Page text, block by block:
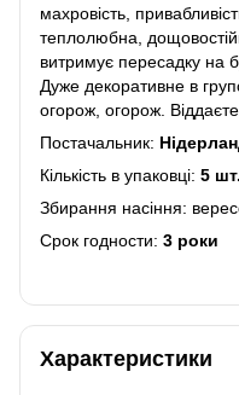
махровість,
теплолюбна,
витримує пересадку на
Дуже декоративне в
огорож, огорож.
Постачальник:
Кількість в упаковці: 5 шт.
Збирання насіння:
Срок годности: 3 роки
Характеристики